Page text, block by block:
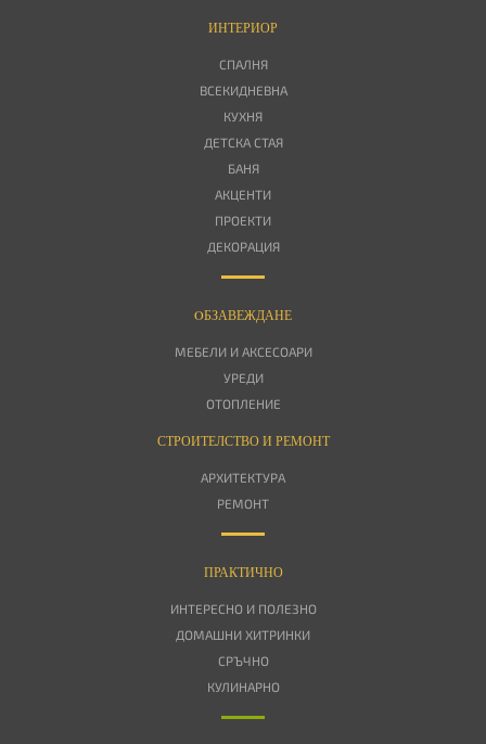
ИНТЕРИОР
СПАЛНЯ
ВСЕКИДНЕВНА
КУХНЯ
ДЕТСКА СТАЯ
БАНЯ
АКЦЕНТИ
ПРОЕКТИ
ДЕКОРАЦИЯ
OБЗАВЕЖДАНЕ
МЕБЕЛИ И АКСЕСОАРИ
УРЕДИ
ОТОПЛЕНИЕ
СТРОИТЕЛСТВО И РЕМОНТ
АРХИТЕКТУРА
РЕМОНТ
ПРАКТИЧНО
ИНТЕРЕСНО И ПОЛЕЗНО
ДОМАШНИ ХИТРИНКИ
СРЪЧНО
КУЛИНАРНО